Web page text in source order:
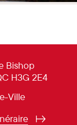
Bishop
H3G 2E4
Ville